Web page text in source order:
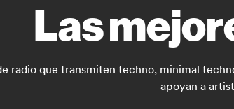
Las
radio que transmiten techno, minimal
apoyan a